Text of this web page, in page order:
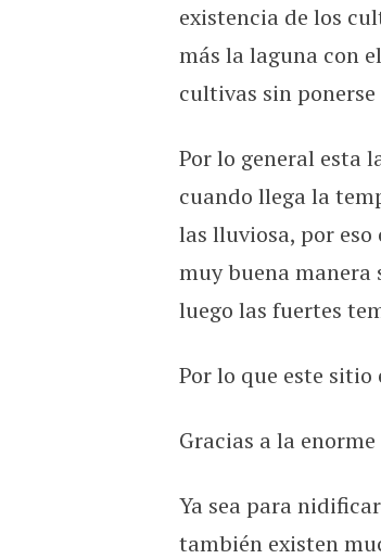
existencia de los
más la laguna con
cultivas sin
Por lo general esta
cuando llega la
las lluviosa, por
muy buena manera
luego las fuertes
Por lo que este
Gracias a la
Ya sea para
también existen